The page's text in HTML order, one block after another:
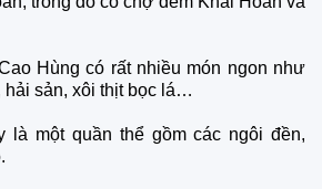
Hùng có rất nhiều món ngon như
hải sản, xôi thịt bọc lá…
là một quần thể gồm các ngôi đền,